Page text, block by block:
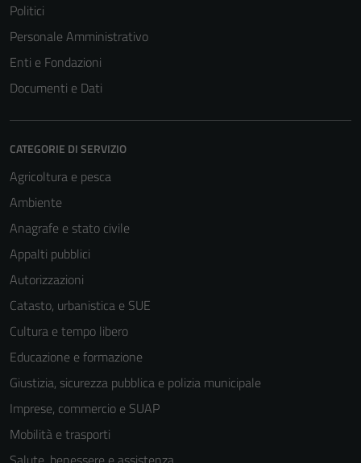
Politici
Personale Amministrativo
Enti e Fondazioni
Documenti e Dati
CATEGORIE DI SERVIZIO
Agricoltura e pesca
Ambiente
Anagrafe e stato civile
Appalti pubblici
Autorizzazioni
Catasto, urbanistica e SUE
Cultura e tempo libero
Educazione e formazione
Giustizia, sicurezza pubblica e polizia municipale
Imprese, commercio e SUAP
Mobilità e trasporti